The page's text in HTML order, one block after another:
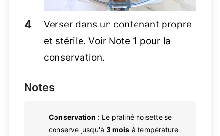
Verser dans un contenant propre
et stérile. Voir Note 1 pour la
conservation.
Notes
Conservation : Le praliné noisette se
conserve jusqu'à3 mois à température